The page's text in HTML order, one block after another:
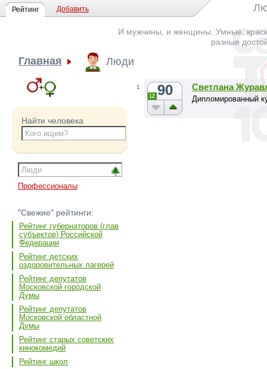
Рейтинг Добавить
И мужчины, и женщины. Умные,
разные
Главная Люди
Найти человека
Профессионалы
"Свежие" рейтинги:
Рейтинг губернаторов (глав
субъектов) Российской
Федерации
Рейтинг детских
оздоровительных лагерей
Рейтинг депутатов
Московской городской
Думы
Рейтинг депутатов
Московской областной
Думы
Рейтинг старых советских
кинокомедий
Рейтинг школ
1 90
12
Светлана
Дипломированный